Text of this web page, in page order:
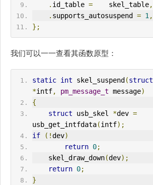
. id_table =
    skel_table
,
. supports_autosuspend = 1 ,
};
我们可以一一查看其函数原型：
static int skel_suspend (struct
*intf, pm_message_t message)
{
struct usb_skel *dev =
usb_get_intfdata(intf);
if
(!dev)
return 0;
    skel_draw_down
(dev);
return 0;
}